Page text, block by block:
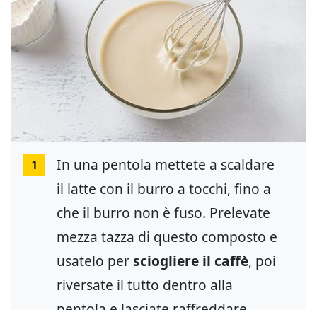
1
In una pentola mettete a scaldare
il latte con il burro a tocchi, fino a
che il burro non è fuso. Prelevate
mezza tazza di questo composto e
usatelo persciogliere il caffè, poi
riversate il tutto dentro alla